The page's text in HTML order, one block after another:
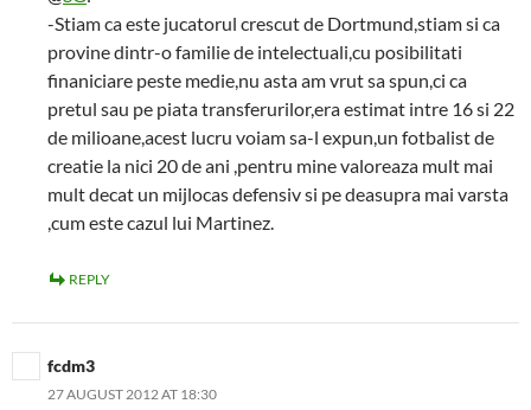
-Stiam ca este jucatorul crescut de Dortmund,stiam si ca
provine dintr-o familie de intelectuali,cu posibilitati
finaniciare peste medie,nu asta am vrut sa spun,ci ca
pretul sau pe piata transferurilor,era estimat intre 16 si 22
de milioane,acest lucru voiam sa-l expun,un fotbalist de
creatie la nici 20 de ani ,pentru mine valoreaza mult mai
mult decat un mijlocas defensiv si pe deasupra mai varsta
,cum este cazul lui Martinez.
REPLY
fcdm3
27 AUGUST 2012 AT 18:30